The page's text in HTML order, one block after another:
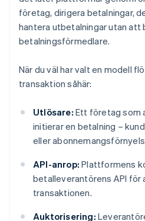
företag, dirigera betalningar,
hantera utbetalningar utan att
betalningsförmedlare.
När du väl har valt en modell
transaktion såhär:
Utlösare: Ett företag som
initierar en betalning –
eller
API-anrop: Plattformens
betalleverantörens API för
transaktionen.
Auktorisering: